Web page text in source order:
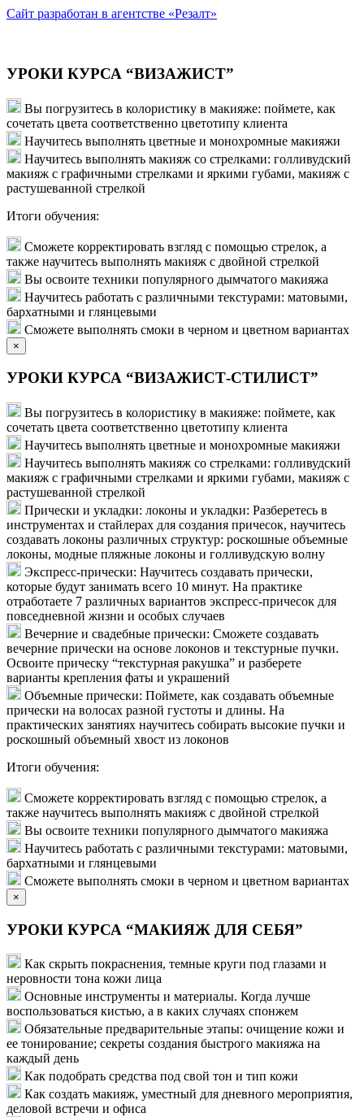
Сайт разработан в агентстве «Резалт»
УРОКИ КУРСА “ВИЗАЖИСТ”
Вы погрузитесь в колористику в макияже: поймете, как
сочетать цвета соответственно цветотипу клиента
Научитесь выполнять цветные и монохромные макияжи
Научитесь выполнять макияж со стрелками: голливудский
макияж с графичными стрелками и яркими губами, макияж с
растушеванной стрелкой
Итоги обучения:
Сможете корректировать взгляд с помощью стрелок, а
также научитесь выполнять макияж с двойной стрелкой
Вы освоите техники популярного дымчатого макияжа
Научитесь работать с различными текстурами: матовыми,
бархатными и глянцевыми
Сможете выполнять смоки в черном и цветном вариантах
×
УРОКИ КУРСА “ВИЗАЖИСТ-СТИЛИСТ”
Вы погрузитесь в колористику в макияже: поймете, как
сочетать цвета соответственно цветотипу клиента
Научитесь выполнять цветные и монохромные макияжи
Научитесь выполнять макияж со стрелками: голливудский
макияж с графичными стрелками и яркими губами, макияж с
растушеванной стрелкой
Прически и укладки: локоны и укладки: Разберетесь в
инструментах и стайлерах для создания причесок, научитесь
создавать локоны различных структур: роскошные объемные
локоны, модные пляжные локоны и голливудскую волну
Экспресс-прически: Научитесь создавать прически,
которые будут занимать всего 10 минут. На практике
отработаете 7 различных вариантов экспресс-причесок для
повседневной жизни и особых случаев
Вечерние и свадебные прически: Сможете создавать
вечерние прически на основе локонов и текстурные пучки.
Освоите прическу “текстурная ракушка” и разберете
варианты крепления фаты и украшений
Объемные прически: Поймете, как создавать объемные
прически на волосах разной густоты и длины. На
практических занятиях научитесь собирать высокие пучки и
роскошный объемный хвост из локонов
Итоги обучения:
Сможете корректировать взгляд с помощью стрелок, а
также научитесь выполнять макияж с двойной стрелкой
Вы освоите техники популярного дымчатого макияжа
Научитесь работать с различными текстурами: матовыми,
бархатными и глянцевыми
Сможете выполнять смоки в черном и цветном вариантах
×
УРОКИ КУРСА “МАКИЯЖ ДЛЯ СЕБЯ”
Как скрыть покраснения, темные круги под глазами и
неровности тона кожи лица
Основные инструменты и материалы. Когда лучше
воспользоваться кистью, а в каких случаях спонжем
Обязательные предварительные этапы: очищение кожи и
ее тонирование; секреты создания быстрого макияжа на
каждый день
Как подобрать средства под свой тон и тип кожи
Как создать макияж, уместный для дневного мероприятия,
деловой встречи и офиса